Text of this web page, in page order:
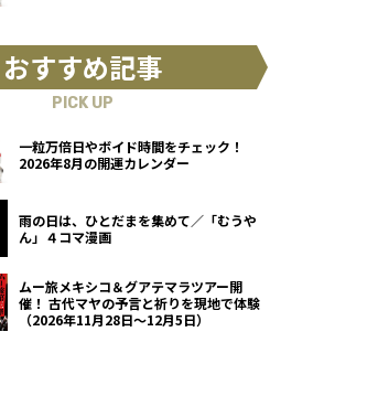
おすすめ記事
PICK UP
一粒万倍日やボイド時間をチェック！
2026年8月の開運カレンダー
雨の日は、ひとだまを集めて／「むうや
ん」４コマ漫画
ムー旅メキシコ＆グアテマラツアー開
催！ 古代マヤの予言と祈りを現地で体験
（2026年11月28日～12月5日）